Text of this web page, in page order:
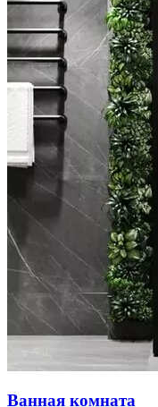
Ванная комната